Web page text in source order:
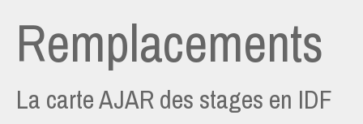
Remplacements
La carte AJAR des stages en IDF